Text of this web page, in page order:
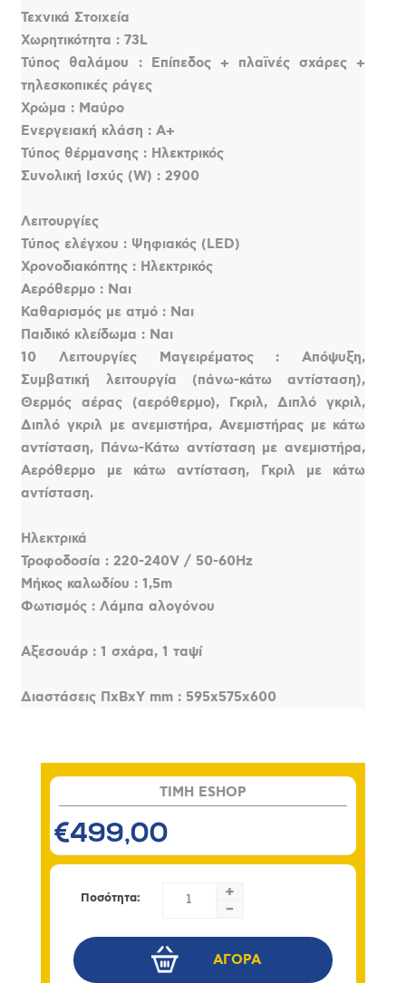
Τεχνικά Στοιχεία
Χωρητικότητα : 73L
Τύπος θαλάμου : Επίπεδος + πλαϊνές σχάρες +
τηλεσκοπικές ράγες
Χρώμα : Μαύρο
Ενεργειακή κλάση : A+
Τύπος θέρμανσης : Ηλεκτρικός
Συνολική Ισχύς (W) : 2900
Λειτουργίες
Τύπος ελέγχου : Ψηφιακός (LED)
Χρονοδιακόπτης : Ηλεκτρικός
Αερόθερμο : Ναι
Καθαρισμός με ατμό : Ναι
Παιδικό κλείδωμα : Ναι
10 Λειτουργίες Μαγειρέματος : Απόψυξη,
Συμβατική λειτουργία (πάνω-κάτω αντίσταση),
Θερμός αέρας (αερόθερμο), Γκριλ, Διπλό γκριλ,
Διπλό γκριλ με ανεμιστήρα, Ανεμιστήρας με κάτω
αντίσταση, Πάνω-Κάτω αντίσταση με ανεμιστήρα,
Αερόθερμο με κάτω αντίσταση, Γκριλ με κάτω
αντίσταση.
Ηλεκτρικά
Τροφοδοσία : 220-240V / 50-60Hz
Μήκος καλωδίου : 1,5m
Φωτισμός : Λάμπα αλογόνου
Αξεσουάρ : 1 σχάρα, 1 ταψί
Διαστάσεις ΠxΒxΥ mm : 595x575x600
TIMH ESHOP
€499,00
Ποσότητα:
+
-